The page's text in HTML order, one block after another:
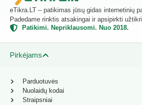
eTikra.LT – patikimas jūsų gidas internetinių
Padedame rinktis atsakingai ir apsipirkti
Patikimi. Nepriklausomi. Nuo 2018.
Pirkėjams
Parduotuvės
Nuolaidų kodai
Straipsniai